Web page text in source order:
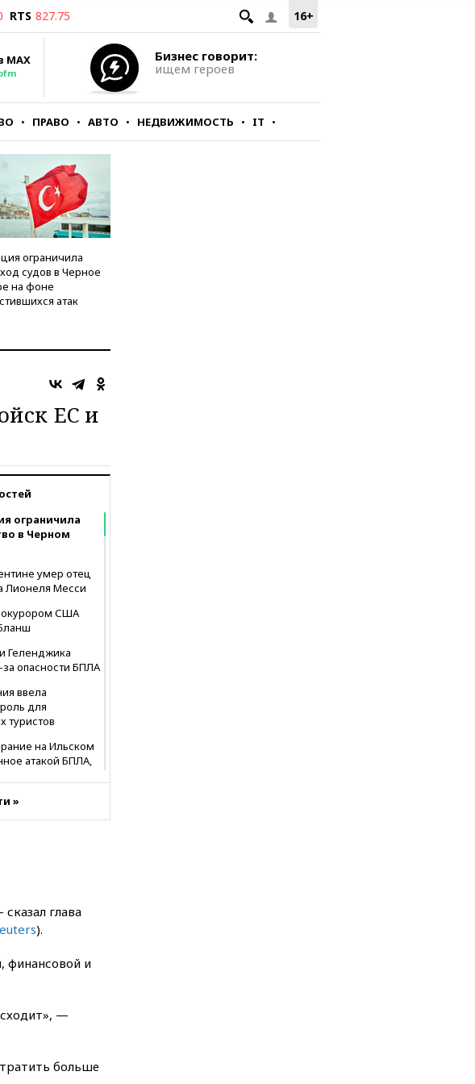
16+
RTS 827.75
MAX
Бизнес говорит:
ищем героев
ПРАВО АВТО НЕДВИЖИМОСТЬ IT
ограничила
судов в Черное
на фоне
атак
ЕС и
ограничила
в Черном
умер отец
Лионеля Месси
США
Геленджика
опасности БПЛА
ввела
для
туристов
на Ильском
атакой БПЛА,
под
по трассе
восстановлено
над
падения
сбитых на
»
глава
).
финансовой и
—
больше